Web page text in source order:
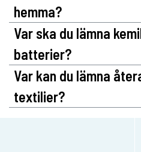
hemma?
Var ska du lämna
batterier?
Var kan du lämna
textilier?